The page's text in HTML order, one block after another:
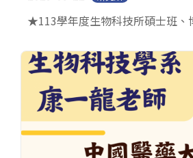
★113學年度生物科技所碩士班